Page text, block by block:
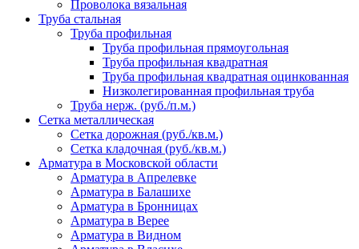
Проволока вязальная
Труба стальная
Труба профильная
Труба профильная прямоугольная
Труба профильная квадратная
Труба профильная квадратная оцинкованная
Низколегированная профильная труба
Труба нерж. (руб./п.м.)
Сетка металлическая
Сетка дорожная (руб./кв.м.)
Сетка кладочная (руб./кв.м.)
Арматура в Московской области
Арматура в Апрелевке
Арматура в Балашихе
Арматура в Бронницах
Арматура в Верее
Арматура в Видном